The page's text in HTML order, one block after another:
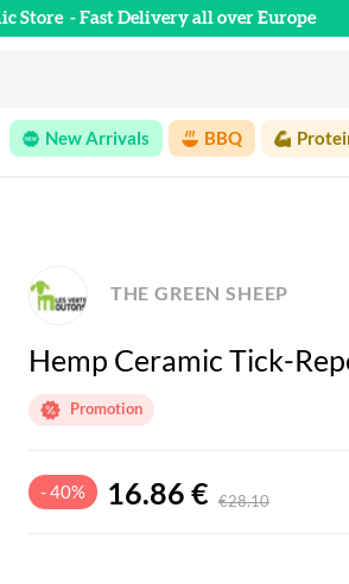
Store - Fast Delivery all over Europe
New Arrivals BBQ
Hemp Ceramic Tick-
THE GREEN SHEEP
Promotion
- 40% 16.86 € €28.10